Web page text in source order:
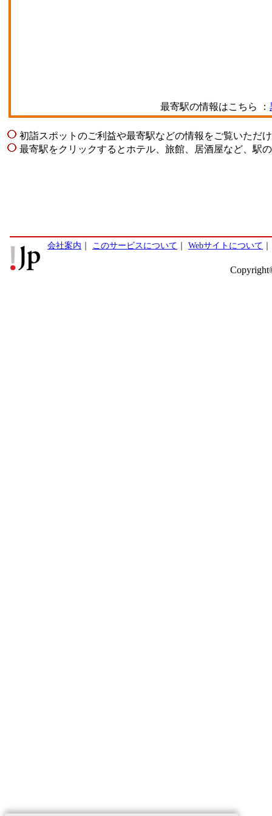
最寄駅の情報はこちら ：
初詣スポットのご利益や最寄駅などの情報をご覧いただ
最寄駅をクリックするとホテル、旅館、居酒屋など、駅
会社案内 このサービスについて Webサイトについて